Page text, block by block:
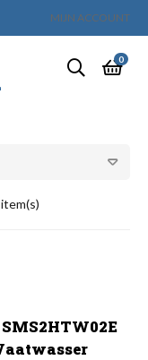
MIJN ACCOUNT
0